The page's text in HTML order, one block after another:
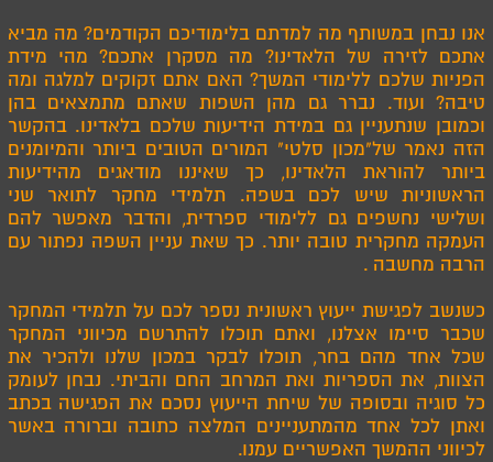
אנו נבחן במשותף מה למדתם בלימודיכם הקודמים? מה מביא
אתכם לזירה של הלאדינו? מה מסקרן אתכם? מהי מידת
הפניות שלכם ללימודי המשך? האם אתם זקוקים למלגה ומה
טיבה? ועוד. נברר גם מהן השפות שאתם מתמצאים בהן
וכמובן שנתעניין גם במידת הידיעות שלכם בלאדינו. בהקשר
הזה נאמר של"מכון סלטי" המורים הטובים ביותר והמיומנים
ביותר להוראת הלאדינו, כך שאיננו מודאגים מהידיעות
הראשוניות שיש לכם בשפה. תלמידי מחקר לתואר שני
ושלישי נחשפים גם ללימודי ספרדית, והדבר מאפשר להם
העמקה מחקרית טובה יותר. כך שאת עניין השפה נפתור עם
הרבה מחשבה .
כשנשב לפגישת ייעוץ ראשונית נספר לכם על תלמידי המחקר
שכבר סיימו אצלנו, ואתם תוכלו להתרשם מכיווני המחקר
שכל אחד מהם בחר, תוכלו לבקר במכון שלנו ולהכיר את
הצוות, את הספריות ואת המרחב החם והביתי. נבחן לעומק
כל סוגיה ובסופה של שיחת הייעוץ נסכם את הפגישה בכתב
ואתן לכל אחד מהמתעניינים המלצה כתובה וברורה באשר
לכיווני ההמשך האפשריים עמנו.